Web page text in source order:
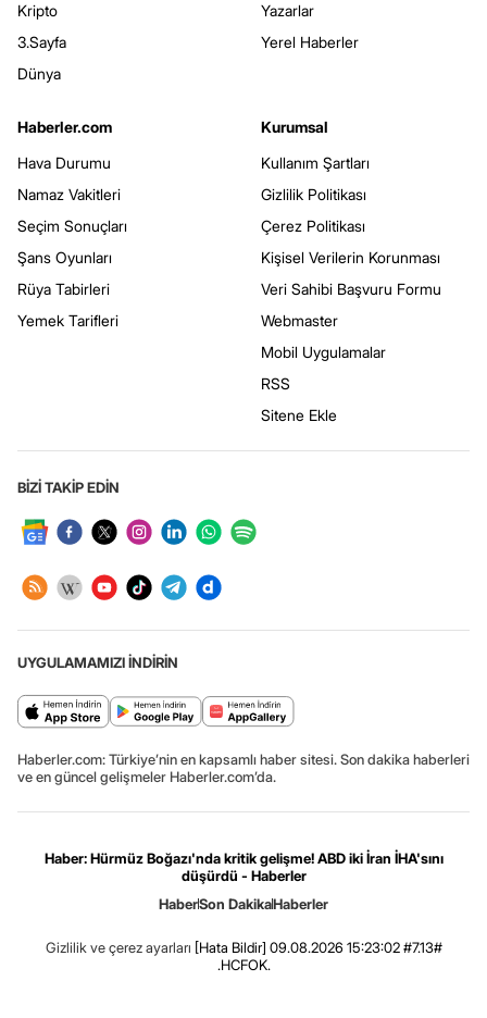
Kripto
3.Sayfa
Dünya
Yazarlar
Yerel Haberler
Haberler.com
Hava Durumu
Namaz Vakitleri
Seçim Sonuçları
Şans Oyunları
Rüya Tabirleri
Yemek Tarifleri
Kurumsal
Kullanım Şartları
Gizlilik Politikası
Çerez Politikası
Kişisel Verilerin Korunması
Veri Sahibi Başvuru Formu
Webmaster
Mobil Uygulamalar
RSS
Sitene Ekle
BİZİ TAKİP EDİN
UYGULAMAMIZI İNDİRİN
Haberler.com: Türkiye’nin en kapsamlı haber sitesi. Son dakika haberleri
ve en güncel gelişmeler Haberler.com’da.
Haber: Hürmüz Boğazı'nda kritik gelişme! ABD iki İran İHA'sını
düşürdü - Haberler
HaberSon DakikaHaberler
Gizlilik ve çerez ayarları [Hata Bildir] 09.08.2026 15:23:02 #7.13#
.HCFOK.